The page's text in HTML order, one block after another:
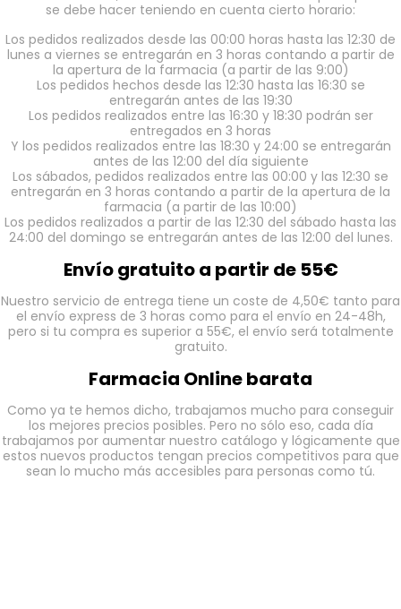
se debe hacer teniendo en cuenta cierto horario:
Los pedidos realizados desde las 00:00 horas hasta las 12:30 de
lunes a viernes se entregarán en 3 horas contando a partir de
la apertura de la farmacia (a partir de las 9:00)
Los pedidos hechos desde las 12:30 hasta las 16:30 se
entregarán antes de las 19:30
Los pedidos realizados entre las 16:30 y 18:30 podrán ser
entregados en 3 horas
Y los pedidos realizados entre las 18:30 y 24:00 se entregarán
antes de las 12:00 del día siguiente
Los sábados, pedidos realizados entre las 00:00 y las 12:30 se
entregarán en 3 horas contando a partir de la apertura de la
farmacia (a partir de las 10:00)
Los pedidos realizados a partir de las 12:30 del sábado hasta las
24:00 del domingo se entregarán antes de las 12:00 del lunes.
Envío gratuito a partir de 55€
Nuestro servicio de entrega tiene un coste de 4,50€ tanto para
el envío express de 3 horas como para el envío en 24-48h,
pero si tu compra es superior a 55€, el envío será totalmente
gratuito.
Farmacia Online barata
Como ya te hemos dicho, trabajamos mucho para conseguir
los mejores precios posibles. Pero no sólo eso, cada día
trabajamos por aumentar nuestro catálogo y lógicamente que
estos nuevos productos tengan precios competitivos para que
sean lo mucho más accesibles para personas como tú.